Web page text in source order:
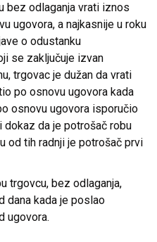
bez odlaganja vrati iznos
ugovora, a najkasnije u roku
o odustanku
se zaključuje izvan
trgovac je dužan da vrati
po osnovu ugovora kada
osnovu ugovora isporučio
dokaz da je potrošač robu
od tih radnji je potrošač prvi
trgovcu, bez odlaganja,
dana kada je poslao
ugovora.